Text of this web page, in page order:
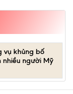
vụ khủng bố
nhiều người Mỹ